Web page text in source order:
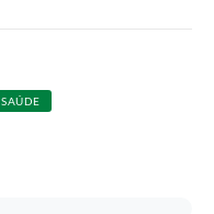
SAÚDE